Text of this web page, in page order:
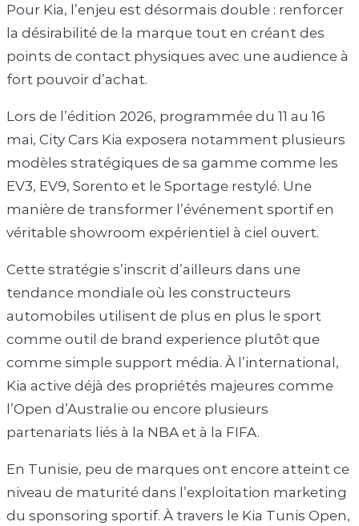
Pour Kia, l’enjeu est désormais double : renforcer
la désirabilité de la marque tout en créant des
points de contact physiques avec une audience à
fort pouvoir d’achat.
Lors de l’édition 2026, programmée du 11 au 16
mai, City Cars Kia exposera notamment plusieurs
modèles stratégiques de sa gamme comme les
EV3, EV9, Sorento et le Sportage restylé. Une
manière de transformer l’événement sportif en
véritable showroom expérientiel à ciel ouvert.
Cette stratégie s’inscrit d’ailleurs dans une
tendance mondiale où les constructeurs
automobiles utilisent de plus en plus le sport
comme outil de brand experience plutôt que
comme simple support média. À l’international,
Kia active déjà des propriétés majeures comme
l’Open d’Australie ou encore plusieurs
partenariats liés à la NBA et à la FIFA.
En Tunisie, peu de marques ont encore atteint ce
niveau de maturité dans l’exploitation marketing
du sponsoring sportif. À travers le Kia Tunis Open,